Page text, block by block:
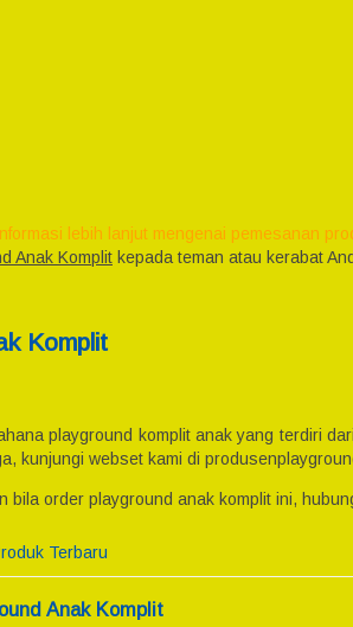
lebih lanjut mengenai pemesanan
Anak Komplit kepada teman atau kerabat
Komplit
playground komplit anak yang terdiri
kunjungi webset kami di
bila order playground anak komplit ini,
Terbaru
Anak Komplit